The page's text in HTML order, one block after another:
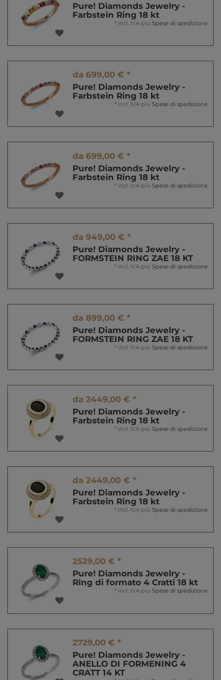
Pure! Diamonds Jewelry -
Farbstein Ring 18 kt
* incl. IVA più Spese di spedizione
da 699,00 € *
Pure! Diamonds Jewelry -
Farbstein Ring 18 kt
* incl. IVA più Spese di spedizione
da 699,00 € *
Pure! Diamonds Jewelry -
Farbstein Ring 18 kt
* incl. IVA più Spese di spedizione
da 949,00 € *
Pure! Diamonds Jewelry -
FORMSTEIN RING ZAE 18 KT
* incl. IVA più Spese di spedizione
da 899,00 € *
Pure! Diamonds Jewelry -
FORMSTEIN RING ZAE 18 KT
* incl. IVA più Spese di spedizione
da 2449,00 € *
Pure! Diamonds Jewelry -
Farbstein Ring 18 kt
* incl. IVA più Spese di spedizione
da 2449,00 € *
Pure! Diamonds Jewelry -
Farbstein Ring 18 kt
* incl. IVA più Spese di spedizione
2529,00 € *
Pure! Diamonds Jewelry -
Ring di formato 4 Cratti 18 kt
* incl. IVA più Spese di spedizione
2729,00 € *
Pure! Diamonds Jewelry -
ANELLO DI FORMENING 4
CRATT 14 KT